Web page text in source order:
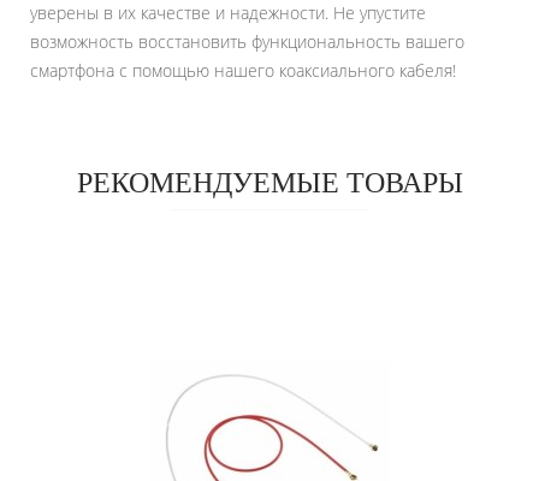
уверены в их качестве и надежности. Не упустите
возможность восстановить функциональность вашего
смартфона с помощью нашего коаксиального кабеля!
РЕКОМЕНДУЕМЫЕ ТОВАРЫ